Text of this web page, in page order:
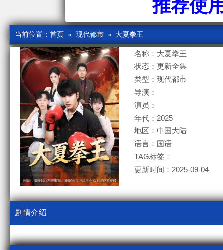
推荐使
当前位置： 首页 » 现代都市 » 大夏拳王
名称：大夏拳王
状态：更新全集
类型：现代都市
导演：
演员：
年代：2025
地区：中国大陆
语言：国语
TAG标签：
更新时间：2025-09-04
剧情介绍